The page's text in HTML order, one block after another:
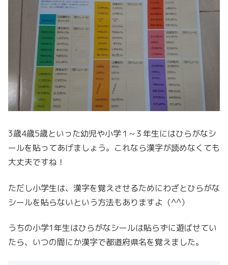
3歳4歳5歳といった幼児や小学１~３年生にはひらがなシ
ールを貼ってあげましょう。これなら漢字が読めなくても
大丈夫ですね！
ただし小学生は、漢字を覚えさせるためにわざとひらがな
シールを貼らないという方法もありますよ（^^）
うちの小学1年生はひらがなシールは貼らずに遊ばせてい
たら、いつの間にか漢字で都道府県名を覚えました。